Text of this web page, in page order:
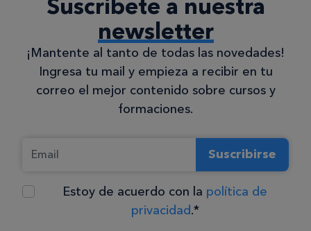
Suscríbete a nuestra
newsletter
¡Mantente al tanto de todas las novedades!
Ingresa tu mail y empieza a recibir en tu
correo el mejor contenido sobre cursos y
formaciones.
Suscribirse
Estoy de acuerdo con la política de
privacidad.*